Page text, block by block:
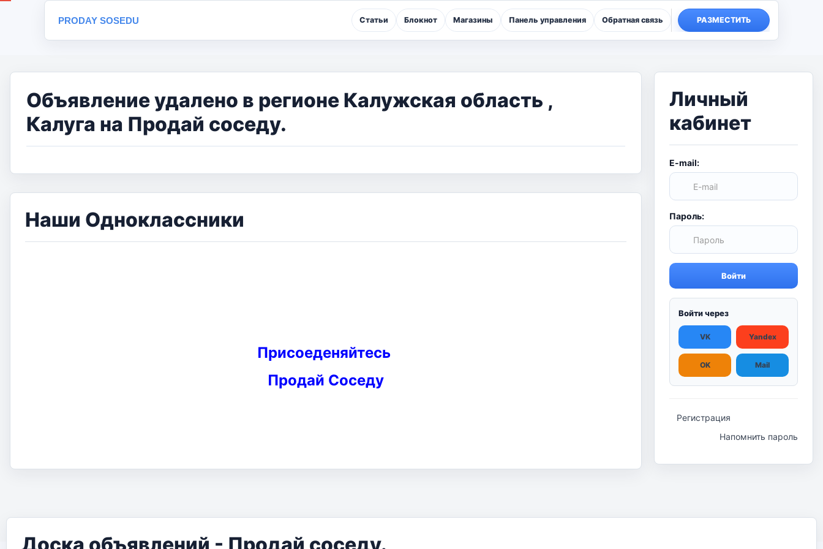
PRODAY SOSEDU Статьи Блокнот Магазины Панель управления Обратная связь РАЗМЕСТИТЬ
Объявление удалено в регионе Калужская область ,
Калуга на Продай соседу.
Наши Одноклассники
Присоеденяйтесь
Продай Соседу
Личный
кабинет
E-mail:
Пароль:
Войти
Войти через
VK Yandex
OK Mail
Регистрация
Напомнить пароль